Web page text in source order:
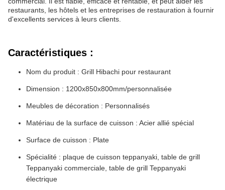
restaurants, les hôtels et les entreprises de restauration à fournir
d'excellents services à leurs clients.
Caractéristiques :
Nom du produit : Grill Hibachi pour restaurant
Dimension : 1200x850x800mm/personnalisée
Meubles de décoration : Personnalisés
Matériau de la surface de cuisson : Acier allié spécial
Surface de cuisson : Plate
Spécialité : plaque de cuisson teppanyaki, table de grill
Teppanyaki commerciale, table de grill Teppanyaki
électrique